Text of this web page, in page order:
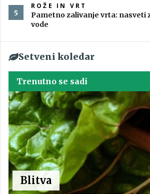
ROŽE IN VRT
Pametno zalivanje vrta: nasveti
vode
Setveni koledar
Trenutno se sadi
Blitva